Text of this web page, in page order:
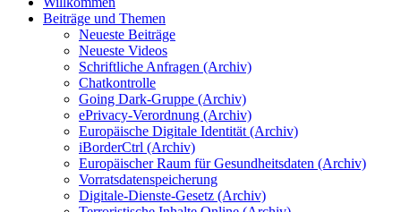
Beiträge und Themen
Neueste Beiträge
Neueste Videos
Schriftliche Anfragen (Archiv)
Chatkontrolle
Going Dark-Gruppe (Archiv)
ePrivacy-Verordnung (Archiv)
Europäische Digitale Identität (Archiv)
iBorderCtrl (Archiv)
Europäischer Raum für Gesundheitsdaten (Archiv)
Vorratsdatenspeicherung
Digitale-Dienste-Gesetz (Archiv)